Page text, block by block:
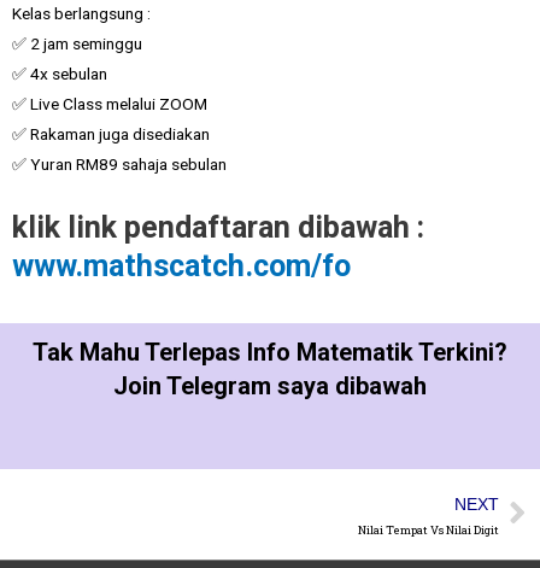
Kelas berlangsung :
✅ 2 jam seminggu
✅ 4x sebulan
✅ Live Class melalui ZOOM
✅ Rakaman juga disediakan
✅ Yuran RM89 sahaja sebulan
klik link pendaftaran dibawah :
www.mathscatch.com/fo
Tak Mahu Terlepas Info Matematik Terkini?
Join Telegram saya dibawah
NEXT
Nilai Tempat Vs Nilai Digit